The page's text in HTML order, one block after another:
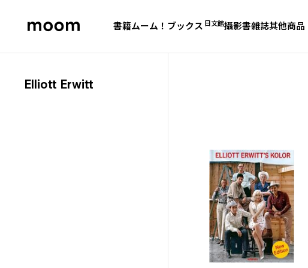
書籍ムーム！ブックス 日文館攝影書雜誌其他商品
Elliott Erwitt